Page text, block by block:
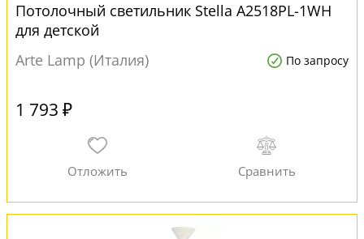
Потолочный светильник Stella A2518PL-1WH
для детской
Arte Lamp (Италия)
По запросу
1 793 ₽